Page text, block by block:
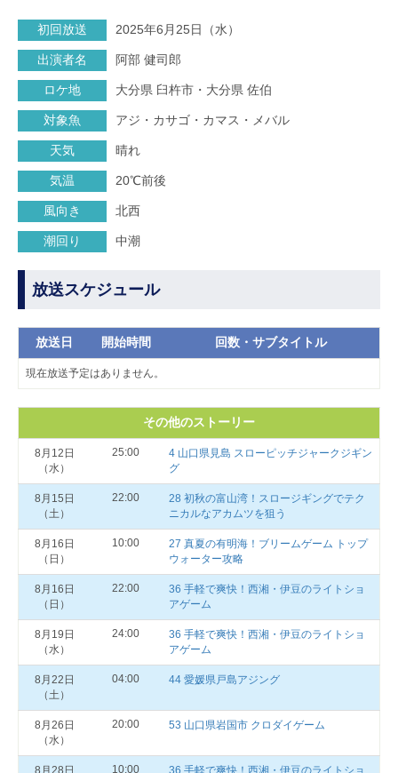
初回放送 2025年6月25日（水）
出演者名 阿部 健司郎
ロケ地 大分県 臼杵市・大分県 佐伯
対象魚 アジ・カサゴ・カマス・メバル
天気 晴れ
気温 20℃前後
風向き 北西
潮回り 中潮
放送スケジュール
放送日 開始時間 回数・サブタイトル
現在放送予定はありません。
その他のストーリー
8月12日
（水）
25:00
4 山口県見島 スローピッチジャークジギン
グ
8月15日
（土）
22:00
28 初秋の富山湾！スロージギングでテク
ニカルなアカムツを狙う
8月16日
（日）
10:00
27 真夏の有明海！ブリームゲーム トップ
ウォーター攻略
8月16日
（日）
22:00
36 手軽で爽快！西湘・伊豆のライトショ
アゲーム
8月19日
（水）
24:00
36 手軽で爽快！西湘・伊豆のライトショ
アゲーム
8月22日
（土）
04:00 44 愛媛県戸島アジング
8月26日
（水）
20:00 53 山口県岩国市 クロダイゲーム
10:00